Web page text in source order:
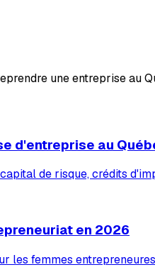
une entreprise au
d'entreprise au
de risque, crédits
en 2026
les femmes